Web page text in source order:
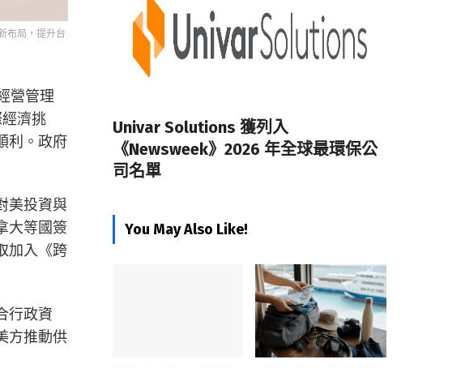
布局，提升台
營管理
濟挑
利。政府
美投資與
大等國簽
加入《跨
行政資
方推動供
Univar Solutions 獲列入
《Newsweek》2026 年全球最環保公
司名單
You May Also Like!